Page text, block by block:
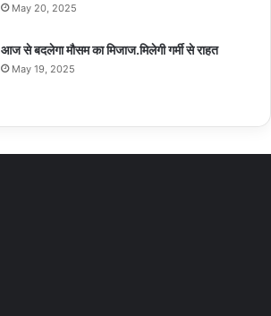
May 20, 2025
आज से बदलेगा मौसम का मिजाज.मिलेगी गर्मी से राहत
May 19, 2025